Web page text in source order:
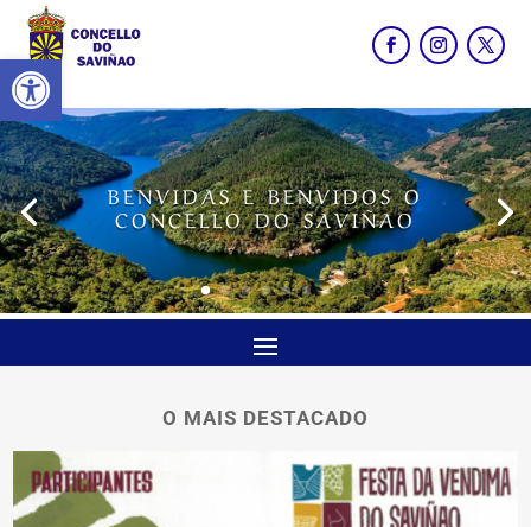
Abrir barra de ferramentas
BENVIDAS E BENVIDOS O
CONCELLO DO SAVIÑAO
O MAIS DESTACADO